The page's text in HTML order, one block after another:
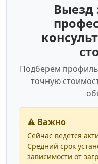
Выезд
Подберём
точную
⚠️ Важно
Сейчас ведётся
Средний срок
зависимости от